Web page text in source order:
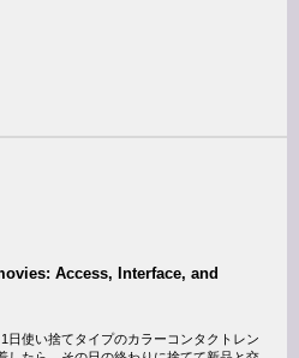
Access, Interface, and
日使い捨てタイプのカラーコンタクトレン